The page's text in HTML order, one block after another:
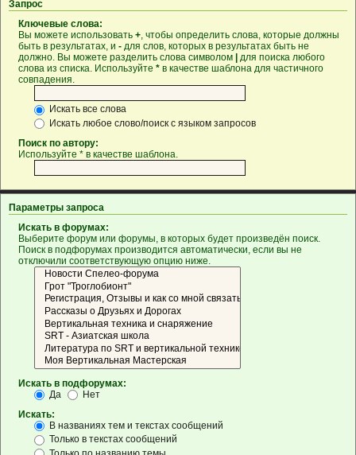
Запрос
Ключевые слова:
Вы можете использовать +, чтобы определить слова, которые должны
быть в результатах, и - для слов, которых в результатах быть не
должно. Вы можете разделить слова символом
для поиска любого
слова из списка. Используйте * в качестве шаблона для частичного
совпадения.
Искать все слова
Искать любое слово/поиск с языком запросов
Поиск по автору:
Используйте * в качестве шаблона.
Параметры запроса
Искать в форумах:
Выберите форум или форумы, в которых будет произведён поиск.
Поиск в подфорумах производится автоматически, если вы не
отключили соответствующую опцию ниже.
Искать в подфорумах:
Да
Нет
Искать:
В названиях тем и текстах сообщений
Только в текстах сообщений